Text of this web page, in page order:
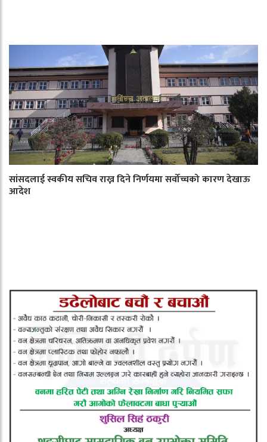
सांसदलाई स्वकीय सचिव राख्न दिने निर्णयमा सर्वोच्चको कारण देखाऊ
आदेश